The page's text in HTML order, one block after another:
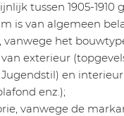
tussen 1905-1910
is van algemeen
vanwege het
exterieur
en interieur
enz.);
vanwege de